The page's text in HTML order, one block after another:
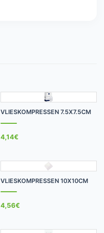
VLIESKOMPRESSEN 7.5X7.5CM
4,14€
VLIESKOMPRESSEN 10X10CM
4,56€